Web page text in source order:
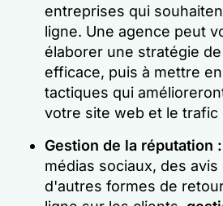
entreprises qui
ligne. Une agence peut
élaborer une stratégie
efficace, puis à mettre
tactiques qui
votre site web et le trafic
Gestion de la réputation :
médias sociaux, des
d'autres formes de